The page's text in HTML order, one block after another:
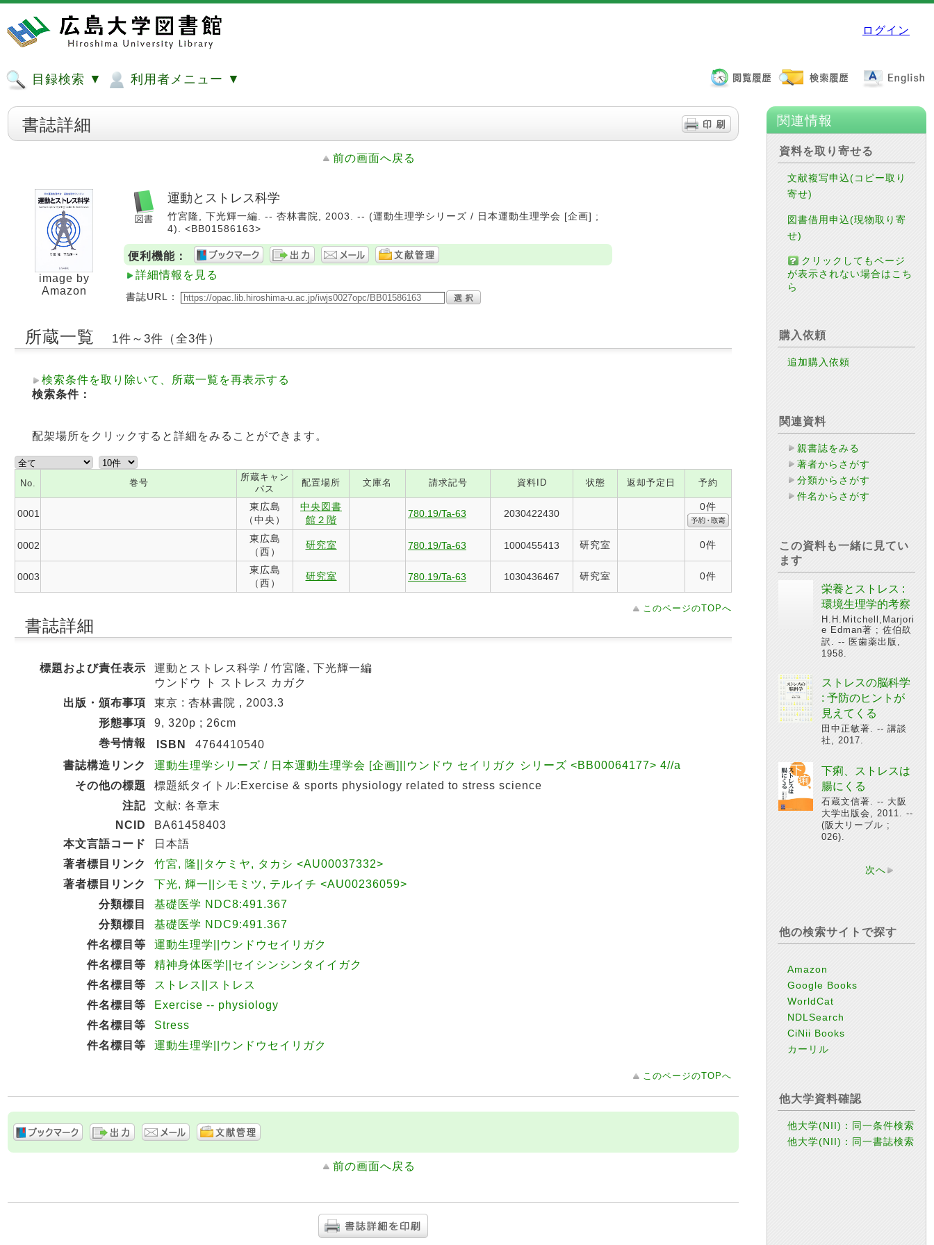
ログイン
目録検索 ▼ 利用者メニュー ▼
書誌詳細
前の画面へ戻る
image by
Amazon
運動とストレス科学
竹宮隆, 下光輝一編. -- 杏林書院, 2003. -- (運動生理学シリーズ / 日本運動生理学会 [企画] ;
4). <BB01586163>
便利機能：
詳細情報を見る
書誌URL：
所蔵一覧 1件～3件（全3件）
検索条件を取り除いて、所蔵一覧を再表示する
検索条件：
配架場所をクリックすると詳細をみることができます。
No. 巻号
所蔵キャン
パス
配置場所 文庫名 請求記号 資料ID 状態 返却予定日 予約
0001
東広島
（中央）
中央図書
館２階
780.19/Ta-63 2030422430
0件
0002
東広島
（西）
研究室 780.19/Ta-63 1000455413 研究室 0件
0003
東広島
（西）
研究室 780.19/Ta-63 1030436467 研究室 0件
このページのTOPへ
書誌詳細
標題および責任表示
運動とストレス科学 / 竹宮隆, 下光輝一編
ウンドウ ト ストレス カガク
出版・頒布事項
東京 : 杏林書院 , 2003.3
形態事項
9, 320p ; 26cm
巻号情報
ISBN
4764410540
書誌構造リンク
運動生理学シリーズ / 日本運動生理学会 [企画]||ウンドウ セイリガク シリーズ <BB00064177> 4//a
その他の標題
標題紙タイトル:Exercise & sports physiology related to stress science
注記
文献: 各章末
NCID
BA61458403
本文言語コード
日本語
著者標目リンク
竹宮, 隆||タケミヤ, タカシ <AU00037332>
著者標目リンク
下光, 輝一||シモミツ, テルイチ <AU00236059>
分類標目
基礎医学 NDC8:491.367
分類標目
基礎医学 NDC9:491.367
件名標目等
運動生理学||ウンドウセイリガク
件名標目等
精神身体医学||セイシンシンタイイガク
件名標目等
ストレス||ストレス
件名標目等
Exercise -- physiology
件名標目等
Stress
件名標目等
運動生理学||ウンドウセイリガク
このページのTOPへ
前の画面へ戻る
関連情報
資料を取り寄せる
文献複写申込(コピー取り
寄せ)
図書借用申込(現物取り寄
せ)
クリックしてもページ
が表示されない場合はこち
ら
購入依頼
追加購入依頼
関連資料
親書誌をみる
著者からさがす
分類からさがす
件名からさがす
この資料も一緒に見てい
ます
栄養とストレス :
環境生理学的考察
H.H.Mitchell,Marjori
e Edman著 ; 佐伯镹
訳. -- 医歯薬出版,
1958.
ストレスの脳科学
: 予防のヒントが
見えてくる
田中正敏著. -- 講談
社, 2017.
下痢、ストレスは
腸にくる
石蔵文信著. -- 大阪
大学出版会, 2011. --
(阪大リーブル ;
026).
次へ
他の検索サイトで探す
Amazon
Google Books
WorldCat
NDLSearch
CiNii Books
カーリル
他大学資料確認
他大学(NII)：同一条件検索
他大学(NII)：同一書誌検索